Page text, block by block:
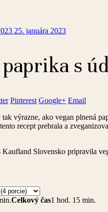
25. januára 2023
s
Pinterest Google+ Email
výrazne, ako vegan plnená
recept prebrala a
Slovensko pripravila
Celkový čas1 hod. 15 min.